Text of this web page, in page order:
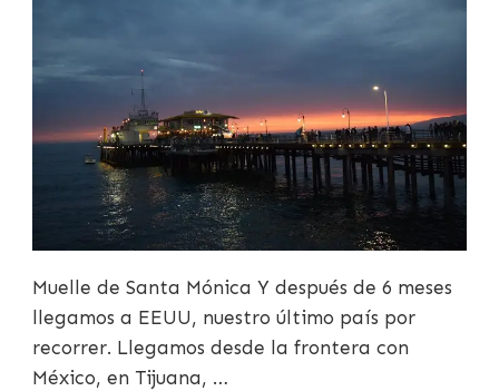
Muelle de Santa Mónica Y después de 6 meses
llegamos a EEUU, nuestro último país por
recorrer. Llegamos desde la frontera con
México, en Tijuana, …